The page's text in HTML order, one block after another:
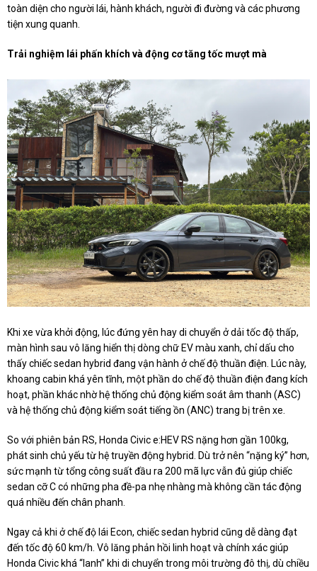
toàn diện cho người lái, hành khách, người đi đường và các phương
tiện xung quanh.
Trải nghiệm lái phấn khích và động cơ tăng tốc mượt mà
Khi xe vừa khởi động, lúc đứng yên hay di chuyển ở dải tốc độ thấp,
màn hình sau vô lăng hiển thị dòng chữ EV màu xanh, chỉ dấu cho
thấy chiếc sedan hybrid đang vận hành ở chế độ thuần điện. Lúc này,
khoang cabin khá yên tĩnh, một phần do chế độ thuần điện đang kích
hoạt, phần khác nhờ hệ thống chủ động kiểm soát âm thanh (ASC)
và hệ thống chủ động kiểm soát tiếng ồn (ANC) trang bị trên xe.
So với phiên bản RS, Honda Civic e:HEV RS nặng hơn gần 100kg,
phát sinh chủ yếu từ hệ truyền động hybrid. Dù trở nên “nặng ký” hơn,
sức mạnh từ tổng công suất đầu ra 200 mã lực vẫn đủ giúp chiếc
sedan cỡ C có những pha đề-pa nhẹ nhàng mà không cần tác động
quá nhiều đến chân phanh.
Ngay cả khi ở chế độ lái Econ, chiếc sedan hybrid cũng dễ dàng đạt
đến tốc độ 60 km/h. Vô lăng phản hồi linh hoạt và chính xác giúp
Honda Civic khá “lanh” khi di chuyển trong môi trường đô thị, dù chiều